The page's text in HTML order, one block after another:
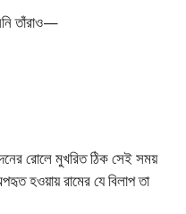
তাঁরাও—
রোলে মুখরিত ঠিক সেই সময়
হওয়ায় রামের যে বিলাপ তা